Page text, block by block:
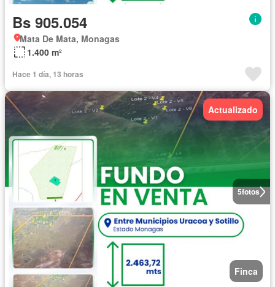
Bs 905.054
Mata De Mata, Monagas
1.400 m²
Hace 1 día, 13 horas
5fotos
Actualizado
Finca